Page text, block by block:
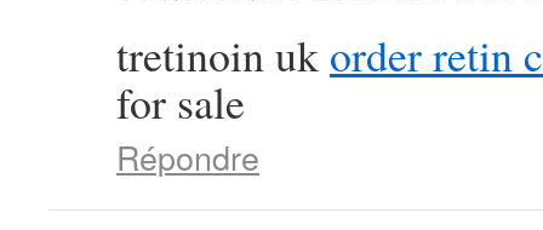
tretinoin uk order retin
for sale
Répondre